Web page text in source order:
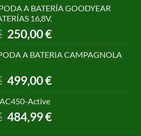
era:
1.055,00 €.
es:
A BATERÍA GOODYEAR
16,8V.
El
precio
original
299,00 €.
250,00€El
actual
250,00 €.
A BATERIA CAMPAGNOLA
El
precio
original
650,00 €.
499,00€El
499,00 €.
Active
El
precio
484,99€El